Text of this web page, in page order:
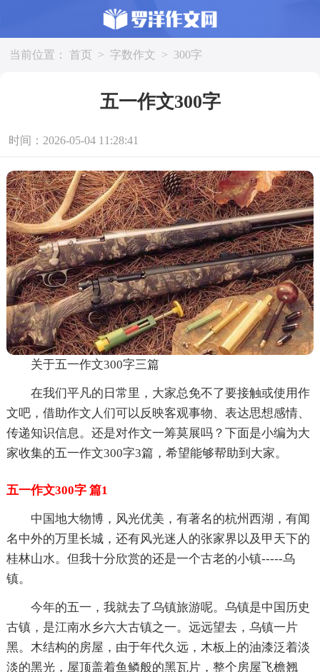
当前位置： 首页 > 字数作文 > 300字
五一作文300字
时间：2026-05-04 11:28:41
关于五一作文300字三篇
在我们平凡的日常里，大家总免不了要接触或使用作
文吧，借助作文人们可以反映客观事物、表达思想感情、
传递知识信息。还是对作文一筹莫展吗？下面是小编为大
家收集的五一作文300字3篇，希望能够帮助到大家。
五一作文300字 篇1
中国地大物博，风光优美，有著名的杭州西湖，有闻
名中外的万里长城，还有风光迷人的张家界以及甲天下的
桂林山水。但我十分欣赏的还是一个古老的小镇-----乌
镇。
今年的五一，我就去了乌镇旅游呢。乌镇是中国历史
古镇，是江南水乡六大古镇之一。远远望去，乌镇一片
黑。木结构的房屋，由于年代久远，木板上的油漆泛着淡
淡的黑光，屋顶盖着鱼鳞般的黑瓦片，整个房屋飞檐翘